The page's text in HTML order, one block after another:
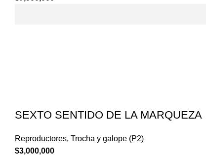
SEXTO SENTIDO DE LA MARQUEZA
Reproductores, Trocha y galope (P2)
$3,000,000